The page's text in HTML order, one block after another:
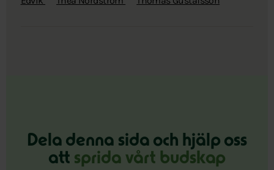
Dela denna sida och hjälp oss
att sprida vårt budskap